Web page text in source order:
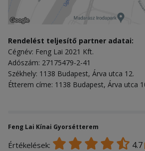
Rendelést teljesítő partner adatai:
Cégnév: Feng Lai 2021 Kft.
Adószám: 27175479-2-41
Székhely: 1138 Budapest, Árva utca 12.
Étterem címe: 1138 Budapest, Árva utca
Feng Lai Kínai Gyorsétterem
Értékelések: 4.7